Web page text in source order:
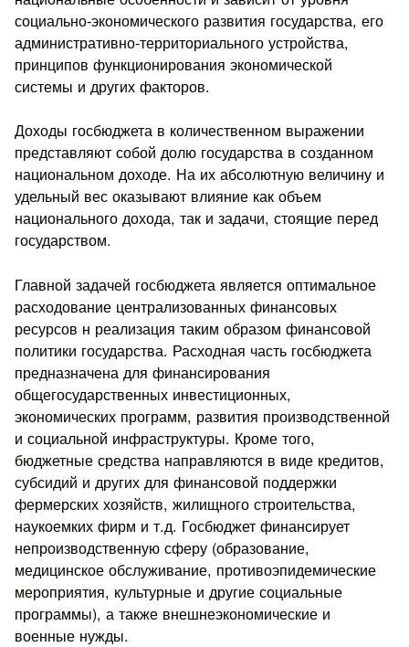
социально-экономического развития государства, его
административно-территориального устройства,
принципов функционирования экономической
системы и других факторов.
Доходы госбюджета в количественном выражении
представляют собой долю государства в созданном
национальном доходе. На их абсолютную величину и
удельный вес оказывают влияние как объем
национального дохода, так и задачи, стоящие перед
государством.
Главной задачей госбюджета является оптимальное
расходование централизованных финансовых
ресурсов н реализация таким образом финансовой
политики государства. Расходная часть госбюджета
предназначена для финансирования
общегосударственных инвестиционных,
экономических программ, развития производственной
и социальной инфраструктуры. Кроме того,
бюджетные средства направляются в виде кредитов,
субсидий и других для финансовой поддержки
фермерских хозяйств, жилищного строительства,
наукоемких фирм и т.д. Госбюджет финансирует
непроизводственную сферу (образование,
медицинское обслуживание, противоэпидемические
мероприятия, культурные и другие социальные
программы), а также внешнеэкономические и
военные нужды.